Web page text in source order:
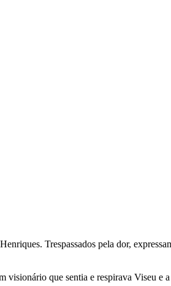
Trespassados pela dor,
que sentia e respirava Viseu e